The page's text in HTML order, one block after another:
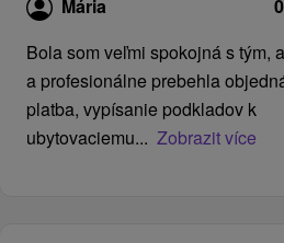
Mária
Bola som veľmi spokojná s tým,
a profesionálne prebehla
platba, vypísanie podkladov k
ubytovaciemu... Zobrazit více